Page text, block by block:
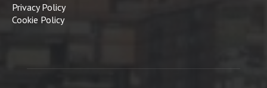
Privacy Policy
Cookie Policy